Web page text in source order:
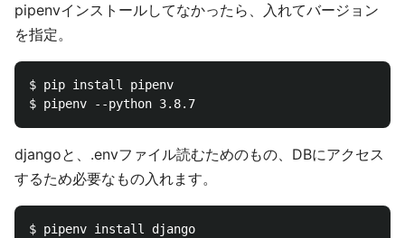
pipenvインストールしてなかったら、入れてバージョン
を指定。
$ pip install pipenv
djangoと、.envファイル読むためのもの、DBにアクセス
するため必要なもの入れます。
$ pipenv install django